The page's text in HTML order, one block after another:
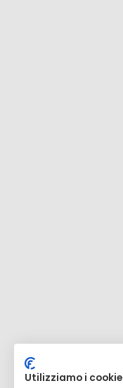
Utilizziamo i cookie